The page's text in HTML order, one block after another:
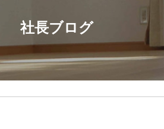
社長ブログ